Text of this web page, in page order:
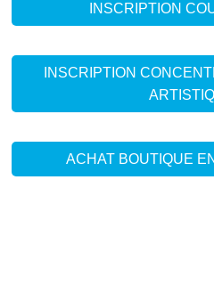
INSCRIPTION
INSCRIPTION
ACHAT BOUTIQUE